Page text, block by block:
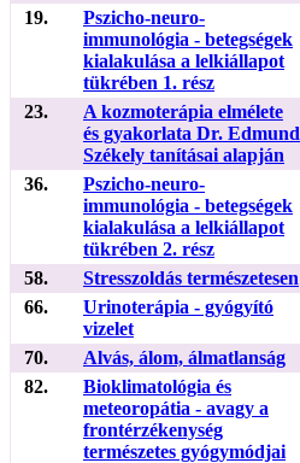
19.
Pszicho-neuro-
immunológia - betegségek
kialakulása a lelkiállapot
tükrében 1. rész
23.
A kozmoterápia elmélete
és gyakorlata Dr. Edmund
Székely tanításai alapján
36.
Pszicho-neuro-
immunológia - betegségek
kialakulása a lelkiállapot
tükrében 2. rész
58. Stresszoldás természetesen
66.
Urinoterápia - gyógyító
vizelet
70. Alvás, álom, álmatlanság
82.
Bioklimatológia és
meteoropátia - avagy a
frontérzékenység
természetes gyógymódjai